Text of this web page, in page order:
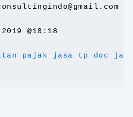
@18:18
pajak jasa tp doc